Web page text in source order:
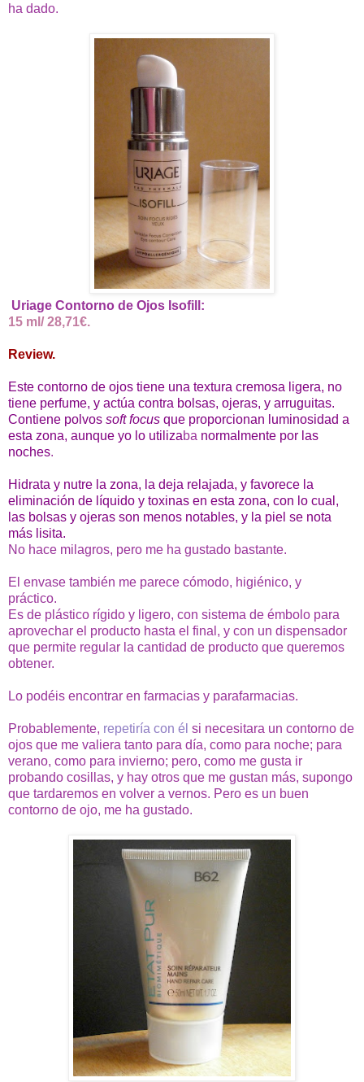
ha dado.
Uriage Contorno de Ojos Isofill:
15 ml/ 28,71€.
Review.
Este contorno de ojos tiene una textura cremosa ligera, no
tiene perfume, y actúa contra bolsas, ojeras, y arruguitas.
Contiene polvos soft focus que proporcionan luminosidad a
esta zona, aunque yo lo utilizaba normalmente por las
noches.
Hidrata y nutre la zona, la deja relajada, y favorece la
eliminación de líquido y toxinas en esta zona, con lo cual,
las bolsas y ojeras son menos notables, y la piel se nota
más lisita.
No hace milagros, pero me ha gustado bastante.
El envase también me parece cómodo, higiénico, y
práctico.
Es de plástico rígido y ligero, con sistema de émbolo para
aprovechar el producto hasta el final, y con un dispensador
que permite regular la cantidad de producto que queremos
obtener.
Lo podéis encontrar en farmacias y parafarmacias.
Probablemente, repetiría con él si necesitara un contorno de
ojos que me valiera tanto para día, como para noche; para
verano, como para invierno; pero, como me gusta ir
probando cosillas, y hay otros que me gustan más, supongo
que tardaremos en volver a vernos. Pero es un buen
contorno de ojo, me ha gustado.